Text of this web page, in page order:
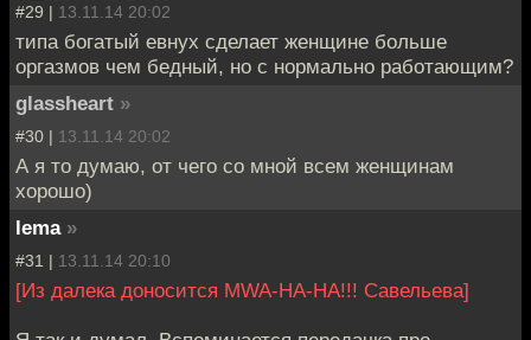
#29 | 13.11.14 20:02
типа богатый евнух сделает женщине больше
оргазмов чем бедный, но с нормально работающим?
glassheart »
#30 | 13.11.14 20:02
А я то думаю, от чего со мной всем женщинам
хорошо)
lema »
#31 | 13.11.14 20:10
[Из далека доносится MWA-HA-HA!!! Савельева]